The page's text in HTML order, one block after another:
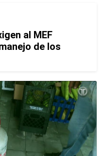
al MEF
de los